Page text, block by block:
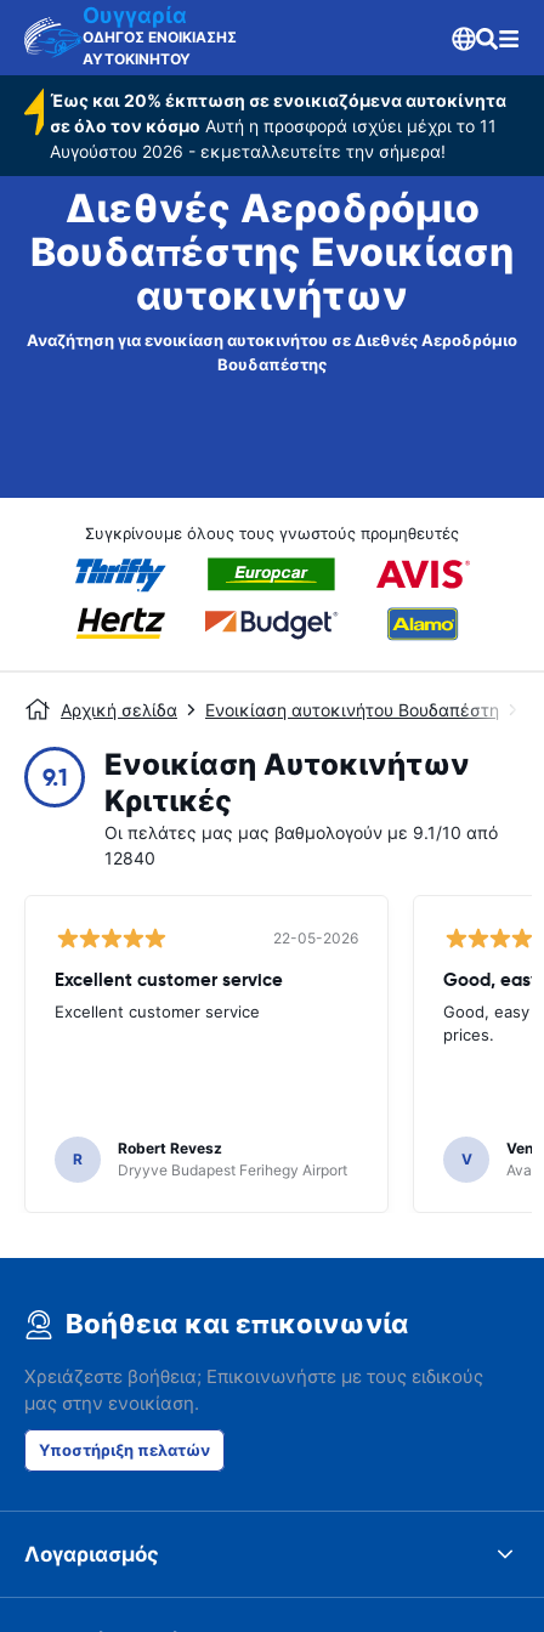
Ουγγαρία
ΟΔΗΓΟΣ ΕΝΟΙΚΙΑΣΗΣ
ΑΥΤΟΚΙΝΗΤΟΥ
Έως και 20% έκπτωση σε ενοικιαζόμενα αυτοκίνητα
σε όλο τον κόσμο Αυτή η προσφορά ισχύει μέχρι το 11
Αυγούστου 2026 - εκμεταλλευτείτε την σήμερα!
Διεθνές Αεροδρόμιο
Βουδαπέστης Ενοικίαση
αυτοκινήτων
Αναζήτηση για ενοικίαση αυτοκινήτου σε Διεθνές Αεροδρόμιο
Βουδαπέστης
Συγκρίνουμε όλους τους γνωστούς προμηθευτές
Αρχική σελίδα Ενοικίαση αυτοκινήτου Βουδαπέστη
9.1
Ενοικίαση Αυτοκινήτων
Κριτικές
Οι πελάτες μας μας βαθμολογούν με 9.1/10 από
12840
22-05-2026
Excellent customer service
Excellent customer service
R
Robert Revesz
Dryyve Budapest Ferihegy Airport
Good,
Good, easy
prices.
V
Βοήθεια και επικοινωνία
Χρειάζεστε βοήθεια; Επικοινωνήστε με τους ειδικούς
μας στην ενοικίαση.
Υποστήριξη πελατών
Λογαριασμός